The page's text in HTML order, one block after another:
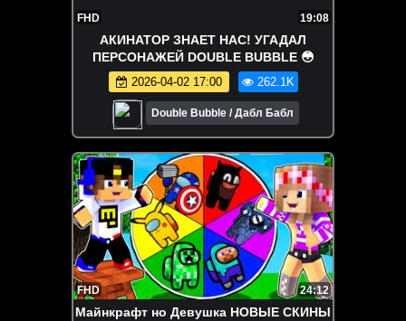
FHD 19:08
АКИНАТОР ЗНАЕТ НАС! УГАДАЛ
ПЕРСОНАЖЕЙ DOUBLE BUBBLE 😳
2026-04-02 17:00 262.1K
Double Bubble / Дабл Бабл
FHD 24:12
Майнкрафт но Девушка НОВЫЕ СКИНЫ